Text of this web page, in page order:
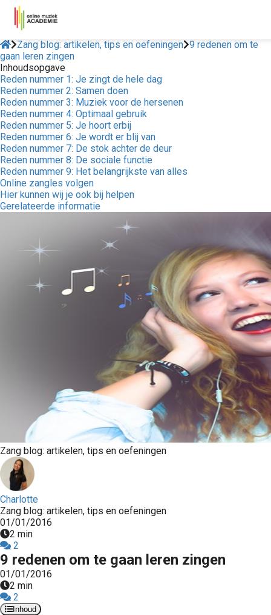
Zang blog: artikelen, tips en oefeningen 9 redenen om te
gaan leren zingen
Inhoudsopgave
Reden nummer 1: Je zingt de hele dag
Reden nummer 2: Samen doen
Reden nummer 3: Muziek voor de hersenen
Reden nummer 4: Optimaal gebruik
Reden nummer 5: Je hoort erbij
Reden nummer 6: Je wordt er blij van
Reden nummer 7: De stok achter de deur
Reden nummer 8: De sociale functie
Reden nummer 9: Het belangrijkste van alles
Online zangles volgen
Hier kunnen wij je ook bij helpen
Gerelateerde informatie
Zang blog: artikelen, tips en oefeningen
Charlotte
Zang blog: artikelen, tips en oefeningen
01/01/2016
2 min
2
9 redenen om te gaan leren zingen
01/01/2016
2 min
2
Inhoud